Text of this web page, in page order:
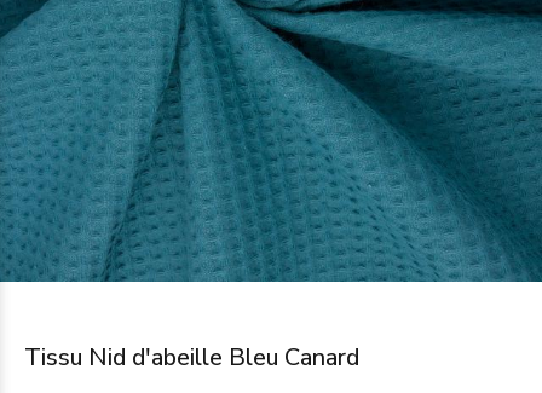
Tissu Nid d'abeille Bleu Canard